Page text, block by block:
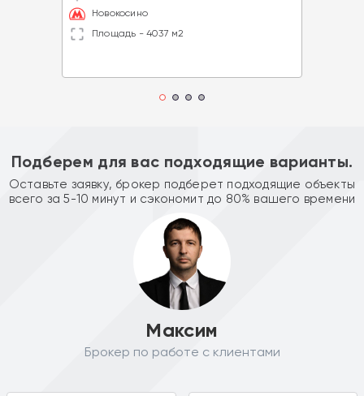
Новокосино
Площадь - 4037 м2
Подберем для вас подходящие варианты.
Оставьте заявку, брокер подберет подходящие объекты
всего за 5-10 минут и сэкономит до 80% вашего времени
Максим
Брокер по работе с клиентами